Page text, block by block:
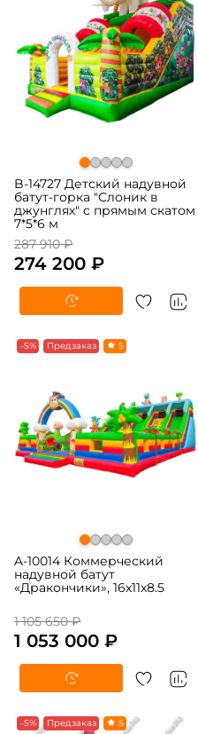
B-14727 Детский надувной
батут-горка "Слоник в
джунглях" с прямым скатом
7*5*6 м
287 910 ₽
274 200 ₽
-5% Предзаказ 5
A-10014 Коммерческий
надувной батут
«Дракончики», 16x11x8.5
1 105 650 ₽
1 053 000 ₽
-5% Предзаказ 5